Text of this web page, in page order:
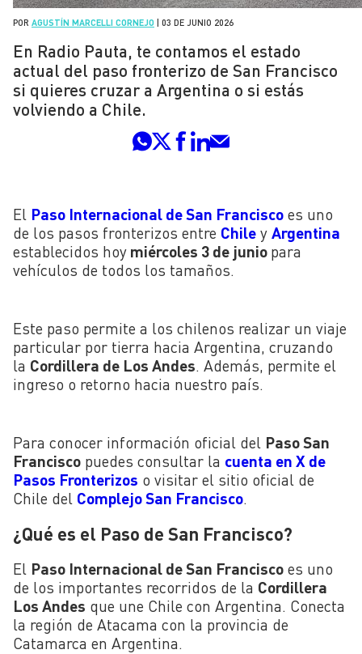
POR AGUSTÍN MARCELLI CORNEJO 03 DE JUNIO 2026
En Radio Pauta, te contamos el estado
actual del paso fronterizo de San Francisco
si quieres cruzar a Argentina o si estás
volviendo a Chile.
El Paso Internacional de San Francisco es uno
de los pasos fronterizos entre Chile y Argentina
establecidos hoy miércoles 3 de junio para
vehículos de todos los tamaños.
Este paso permite a los chilenos realizar un viaje
particular por tierra hacia Argentina, cruzando
la Cordillera de Los Andes. Además, permite el
ingreso o retorno hacia nuestro país.
Para conocer información oficial del Paso San
Francisco puedes consultar la cuenta en X de
Pasos Fronterizos o visitar el sitio oficial de
Chile del Complejo San Francisco.
¿Qué es el Paso de San Francisco?
El Paso Internacional de San Francisco es uno
de los importantes recorridos de la Cordillera
Los Andes que une Chile con Argentina. Conecta
la región de Atacama con la provincia de
Catamarca en Argentina.